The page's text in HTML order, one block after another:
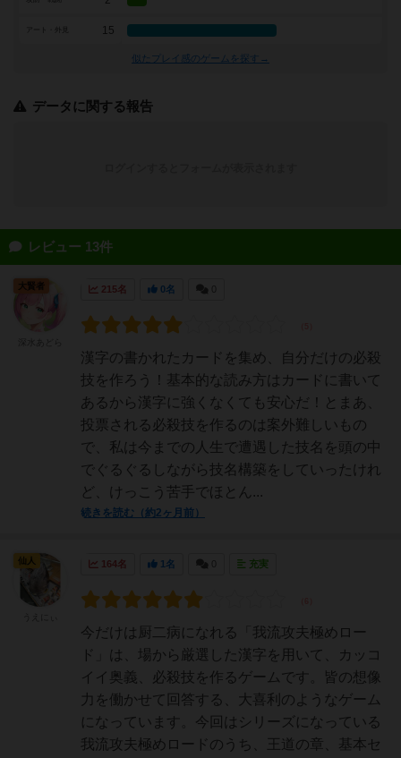
アート・外見 15
似たプレイ感のゲームを探す→
データに関する報告
レビュー 13件
215名 0名
漢字の書かれたカードを集め、自分だけの必殺
技を作ろう！基本的な読み方はカードに書いて
あるから漢字に強くなくても安心だ！とまあ、
投票される必殺技を作るのは案外難しいもの
で、私は今までの人生で遭遇した技名を頭の中
でぐるぐるしながら技名構築をしていったけれ
ど、けっこう苦手でほとん...
続きを読む（約2ヶ月前）
大賢者
164名 1名 充実
今だけは厨二病になれる「我流攻夫極めロー
ド」は、場から厳選した漢字を用いて、カッコ
イイ奥義、必殺技を作るゲームです。皆の想像
力を働かせて回答する、大喜利のようなゲーム
になっています。今回はシリーズになっている
我流攻夫極めロードのうち、王道の章、基本セ
仙人